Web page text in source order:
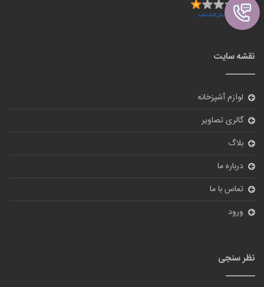
نقشه سایت
لوازم آشپزخانه
گالری تصاویر
بلاگ
درباره ما
تماس با ما
ورود
نظر سنجی